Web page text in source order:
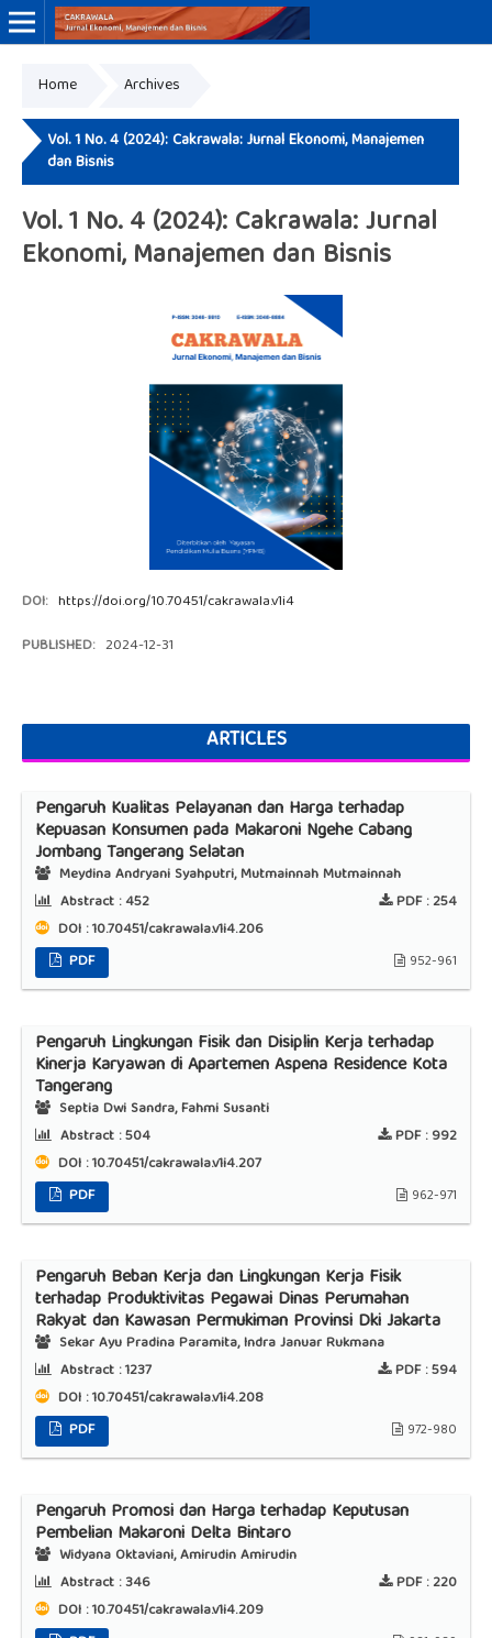
Print ISSN: 3046-9910
Home Archives
Vol. 1 No. 4 (2024): Cakrawala: Jurnal Ekonomi, Manajemen
dan Bisnis
Vol. 1 No. 4 (2024): Cakrawala: Jurnal
Ekonomi, Manajemen dan Bisnis
DOI: https://doi.org/10.70451/cakrawala.v1i4
PUBLISHED: 2024-12-31
ARTICLES
Pengaruh Kualitas Pelayanan dan Harga terhadap
Kepuasan Konsumen pada Makaroni Ngehe Cabang
Jombang Tangerang Selatan
Meydina Andryani Syahputri, Mutmainnah Mutmainnah
Abstract :452 PDF :254
DOI : 10.70451/cakrawala.v1i4.206
PDF
952-961
Pengaruh Lingkungan Fisik dan Disiplin Kerja terhadap
Kinerja Karyawan di Apartemen Aspena Residence Kota
Tangerang
Septia Dwi Sandra, Fahmi Susanti
Abstract :504 PDF :992
DOI : 10.70451/cakrawala.v1i4.207
PDF
962-971
Pengaruh Beban Kerja dan Lingkungan Kerja Fisik
terhadap Produktivitas Pegawai Dinas Perumahan
Rakyat dan Kawasan Permukiman Provinsi Dki Jakarta
Sekar Ayu Pradina Paramita, Indra Januar Rukmana
Abstract :1237 PDF :594
DOI : 10.70451/cakrawala.v1i4.208
PDF
972-980
Pengaruh Promosi dan Harga terhadap Keputusan
Pembelian Makaroni Delta Bintaro
Widyana Oktaviani, Amirudin Amirudin
Abstract :346 PDF :220
DOI : 10.70451/cakrawala.v1i4.209